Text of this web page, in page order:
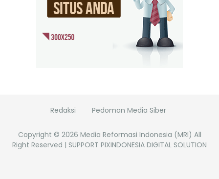
Redaksi Pedoman Media Siber
Copyright © 2026 Media Reformasi Indonesia (MRI) All
Right Reserved | SUPPORT PIXINDONESIA DIGITAL SOLUTION